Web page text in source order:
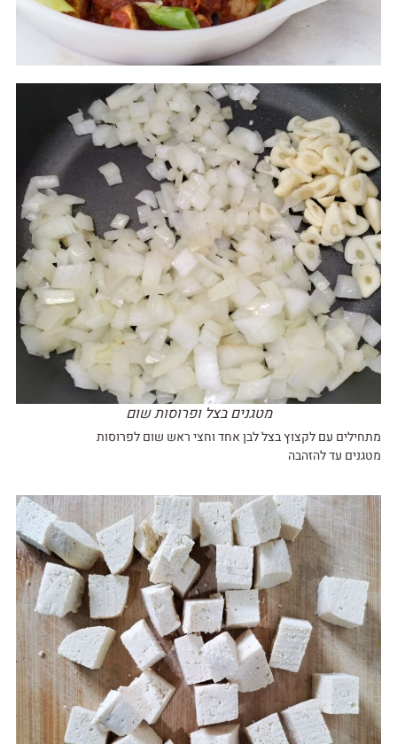
מטגנים בצל ופרוסות שום
מתחילים עם לקצוץ בצל לבן אחד וחצי ראש שום לפרוסות
מטגנים עד להזהבה